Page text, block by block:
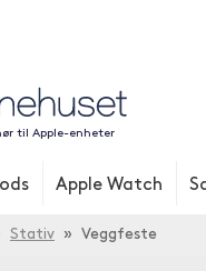
til Apple-enheter
Apple Watch
Stativ » Veggfeste